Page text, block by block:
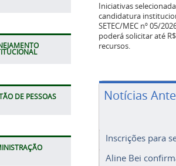
DE PESSOAS
Iniciativas
candidatura
SETEC/MEC nº 05/
poderá solicitar até
recursos.
Notícias
Inscrições para
Aline Bei